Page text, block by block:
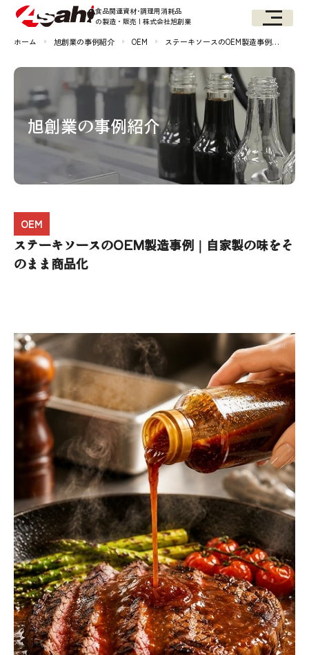
食品関連資材･調理用消耗品
の製造・販売 | 株式会社旭創業
ホーム 旭創業の事例紹介 OEM ステーキソースのOEM製造事例…
旭創業の事例紹介
OEM
ステーキソースのOEM製造事例｜自家製の味をそ
のまま商品化